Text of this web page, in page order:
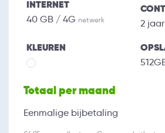
INTERNET
40 GB / 4G netwerk 2 jaar
KLEUREN
Totaal per maand
Eenmalige bijbetaling